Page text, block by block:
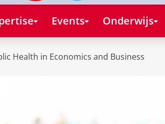
Events Onderwijs
Health in Economics and Business